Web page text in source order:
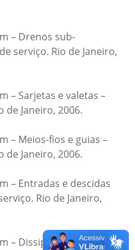
– Drenos sub-
serviço. Rio de Janeiro,
– Sarjetas e valetas –
de Janeiro, 2006.
– Meios-fios e guias –
de Janeiro, 2006.
– Entradas e descidas
Rio de Janeiro,
– Dissipadores de